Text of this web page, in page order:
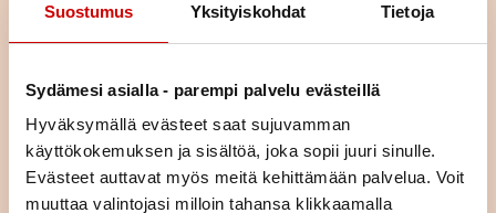
Suostumus Yksityiskohdat Tietoja
Sydämesi asialla - parempi palvelu evästeillä
Hyväksymällä evästeet saat sujuvamman
käyttökokemuksen ja sisältöä, joka sopii juuri sinulle.
Evästeet auttavat myös meitä kehittämään palvelua. Voit
muuttaa valintojasi milloin tahansa klikkaamalla
Istuminen kuormittaa myös
sydäntä – näin työpäivään saa
LUE ARTIKKELI
Pitkä tie tahdistinhoidossa –
johdoton tahdistin mahdollisti
normaalin arjen